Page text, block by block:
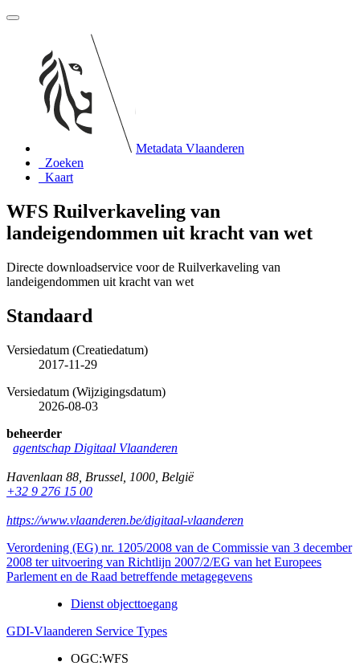
Metadata Vlaanderen
Zoeken
Kaart
WFS Ruilverkaveling van
landeigendommen uit kracht van wet
Directe downloadservice voor de Ruilverkaveling van
landeigendommen uit kracht van wet
Standaard
Versiedatum (Creatiedatum)
2017-11-29
Versiedatum (Wijzigingsdatum)
2026-08-03
beheerder
agentschap Digitaal Vlaanderen
Havenlaan 88 Brussel 1000 België
+32 9 276 15 00
https://www.vlaanderen.be/digitaal-vlaanderen
Verordening (EG) nr. 1205/2008 van de Commissie van 3 december
2008 ter uitvoering van Richtlijn 2007/2/EG van het Europees
Parlement en de Raad betreffende metagegevens
Dienst objecttoegang
GDI-Vlaanderen Service Types
OGC:WFS